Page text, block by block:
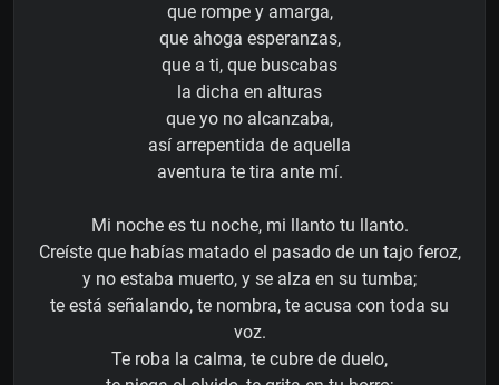
que rompe y amarga,
que ahoga esperanzas,
que a ti, que buscabas
la dicha en alturas
que yo no alcanzaba,
así arrepentida de aquella
aventura te tira ante mí.
Mi noche es tu noche, mi llanto tu llanto.
Creíste que habías matado el pasado de un tajo feroz,
y no estaba muerto, y se alza en su tumba;
te está señalando, te nombra, te acusa con toda su
voz.
Te roba la calma, te cubre de duelo,